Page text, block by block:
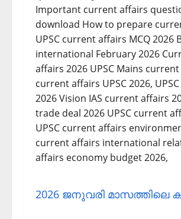
2026 ജനുവരി